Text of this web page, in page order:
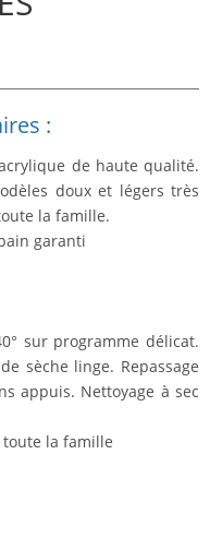
:
de haute qualité.
doux et légers très
la famille.
garanti
sur programme délicat.
sèche linge. Repassage
appuis. Nettoyage à sec
la famille